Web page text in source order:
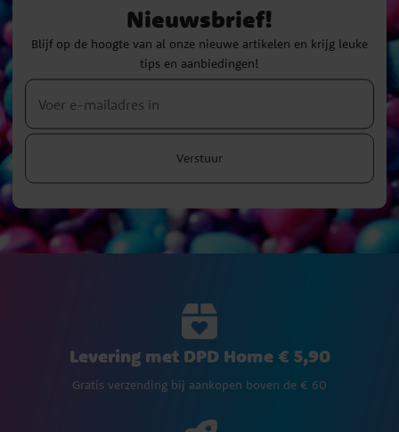
Nieuwsbrief!
Blijf op de hoogte van al onze nieuwe artikelen en krijg leuke
tips en aanbiedingen!
Verstuur
Levering met DPD Home € 5,90
Gratis verzending bij aankopen boven de € 60